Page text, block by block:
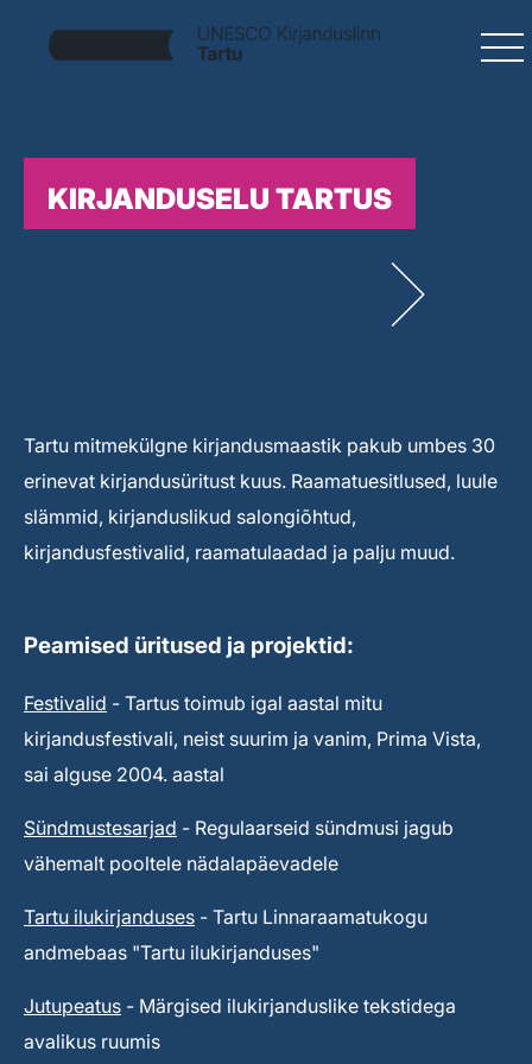
KIRJANDUSELU TARTUS
Tartu mitmekülgne kirjandusmaastik pakub umbes 30
erinevat kirjandusüritust kuus. Raamatuesitlused, luule
slämmid, kirjanduslikud salongiõhtud,
kirjandusfestivalid, raamatulaadad ja palju muud.
Peamised üritused ja projektid:
Festivalid - Tartus toimub igal aastal mitu
kirjandusfestivali, neist suurim ja vanim, Prima Vista,
sai alguse 2004. aastal
Sündmustesarjad - Regulaarseid sündmusi jagub
vähemalt pooltele nädalapäevadele
Tartu ilukirjanduses - Tartu Linnaraamatukogu
andmebaas "Tartu ilukirjanduses"
Jutupeatus - Märgised ilukirjanduslike tekstidega
avalikus ruumis